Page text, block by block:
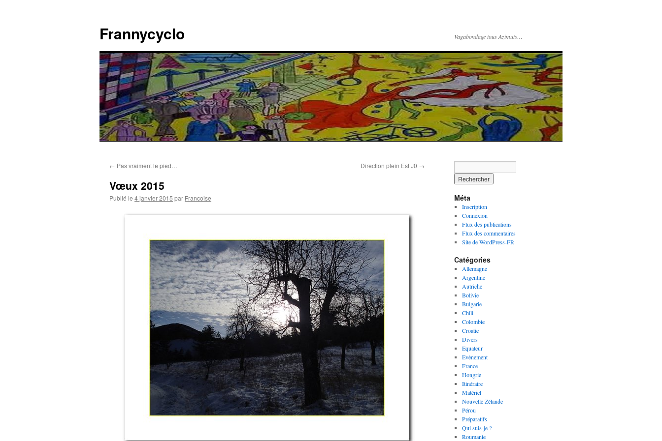
contenu
Frannycyclo Vagabondage tous Azimuts…
← Pas vraiment le pied… Direction plein Est J0 →
Vœux 2015
Publié le 4 janvier 2015 par Francoise Méta
Inscription
Connexion
Flux des publications
Flux des commentaires
Site de WordPress-FR
Catégories
Allemagne
Argentine
Autriche
Bolivie
Bulgarie
Chili
Colombie
Croatie
Divers
Equateur
Evènement
France
Hongrie
Itinéraire
Matériel
Nouvelle Zélande
Pérou
Préparatifs
Qui suis-je ?
Roumanie